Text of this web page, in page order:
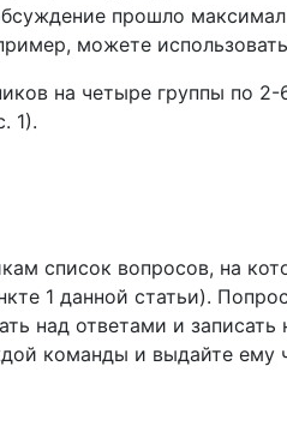
прошло
можете
на четыре группы по
1).
список вопросов, на
1 данной статьи).
над ответами и
команды и выдайте